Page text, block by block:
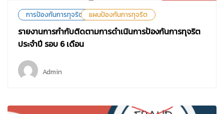
การป้องกันการทุจริต แผนป้องกันการทุจริต
รายงานการกำกับติดตามการดำเนินการป้องกันการทุจริต
ประจำปี รอบ 6 เดือน
Admin